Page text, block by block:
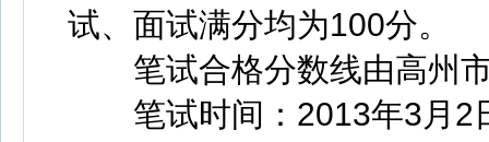
试、面试满分均为100分。
笔试合格分数线由高州市
笔试时间：2013年3月2